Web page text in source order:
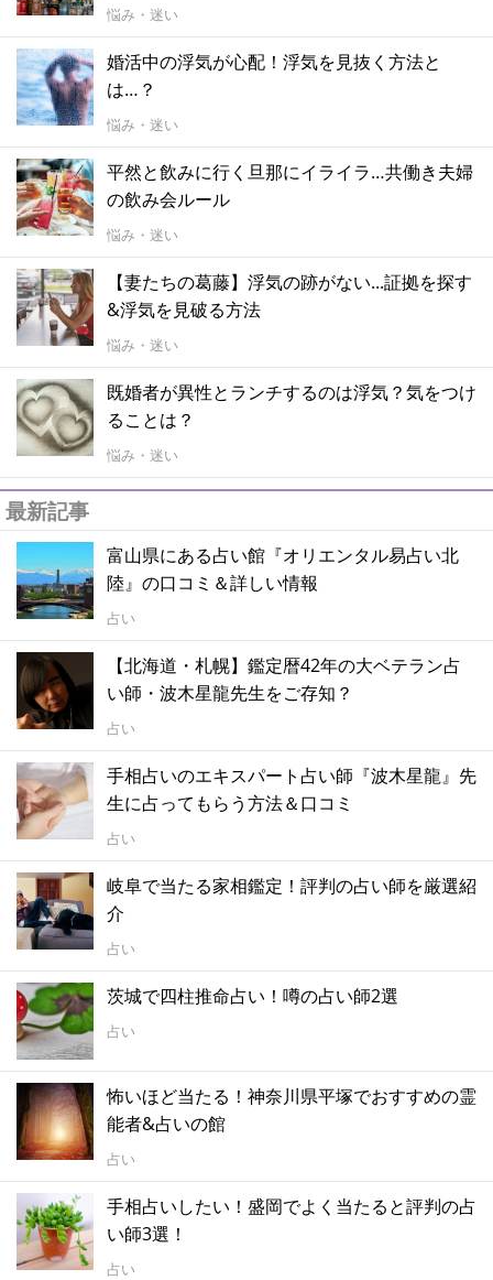
悩み・迷い
婚活中の浮気が心配！浮気を見抜く方法と
は…？
悩み・迷い
平然と飲みに行く旦那にイライラ…共働き夫婦
の飲み会ルール
悩み・迷い
【妻たちの葛藤】浮気の跡がない...証拠を探す
&浮気を見破る方法
悩み・迷い
既婚者が異性とランチするのは浮気？気をつけ
ることは？
悩み・迷い
最新記事
富山県にある占い館『オリエンタル易占い北
陸』の口コミ＆詳しい情報
占い
【北海道・札幌】鑑定暦42年の大ベテラン占
い師・波木星龍先生をご存知？
占い
手相占いのエキスパート占い師『波木星龍』先
生に占ってもらう方法＆口コミ
占い
岐阜で当たる家相鑑定！評判の占い師を厳選紹
介
占い
茨城で四柱推命占い！噂の占い師2選
占い
怖いほど当たる！神奈川県平塚でおすすめの霊
能者&占いの館
占い
手相占いしたい！盛岡でよく当たると評判の占
い師3選！
占い